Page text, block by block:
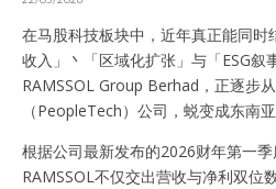
在马股科技板块中，近年真正能同时
收入」丶「区域化扩张」与「ESG叙
RAMSSOL Group Berhad，正逐步
（PeopleTech）公司，蜕变成东南
根据公司最新发布的2026财年第一
RAMSSOL不仅交出营收与净利双位